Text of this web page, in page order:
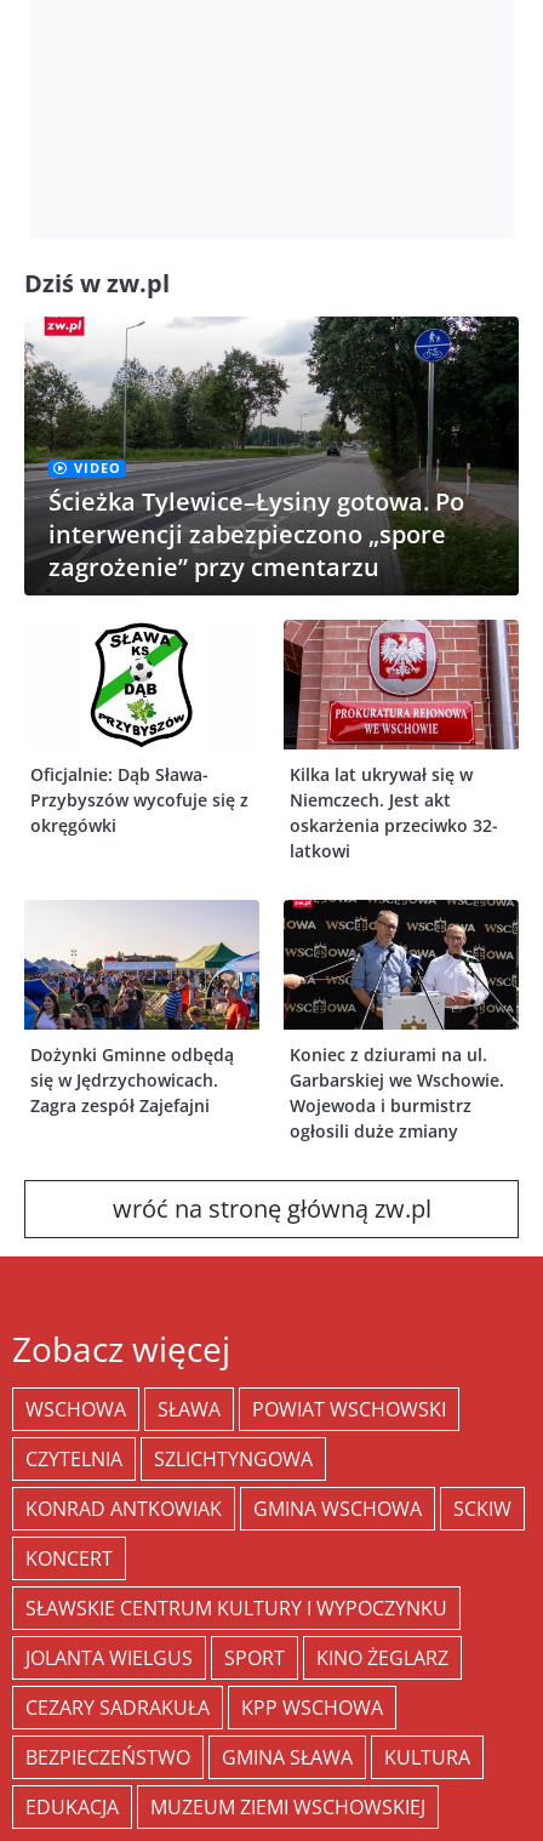
Dziś w zw.pl
VIDEO
Ścieżka Tylewice–Łysiny gotowa. Po
interwencji zabezpieczono „spore
zagrożenie” przy cmentarzu
Oficjalnie: Dąb Sława-
Przybyszów wycofuje się z
okręgówki
Kilka lat ukrywał się w
Niemczech. Jest akt
oskarżenia przeciwko 32-
latkowi
Dożynki Gminne odbędą
się w Jędrzychowicach.
Zagra zespół Zajefajni
Koniec z dziurami na ul.
Garbarskiej we Wschowie.
Wojewoda i burmistrz
ogłosili duże zmiany
wróć na stronę główną zw.pl
Zobacz więcej
WSCHOWA SŁAWA
POWIAT WSCHOWSKI
CZYTELNIA
SZLICHTYNGOWA
KONRAD ANTKOWIAK
GMINA WSCHOWA
SCKIW
KONCERT
SŁAWSKIE CENTRUM KULTURY I WYPOCZYNKU
JOLANTA WIELGUS
SPORT
KINO ŻEGLARZ
CEZARY SADRAKUŁA
KPP WSCHOWA
BEZPIECZEŃSTWO
GMINA SŁAWA
KULTURA
EDUKACJA
MUZEUM ZIEMI WSCHOWSKIEJ